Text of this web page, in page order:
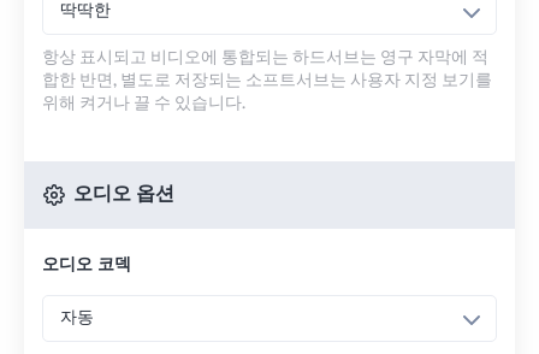
딱딱한
항상 표시되고 비디오에 통합되는 하드서브는 영구 자막에 적
합한 반면, 별도로 저장되는 소프트서브는 사용자 지정 보기를
위해 켜거나 끌 수 있습니다.
오디오 옵션
오디오 코덱
자동